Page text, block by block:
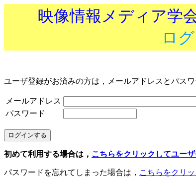
映像情報メディア学
ロ
ユーザ登録がお済みの方は，メールアドレスとパス
メールアドレス
パスワード
初めて利用する場合は， こちらをクリックしてユー
パスワードを忘れてしまった場合は， こちらをクリ